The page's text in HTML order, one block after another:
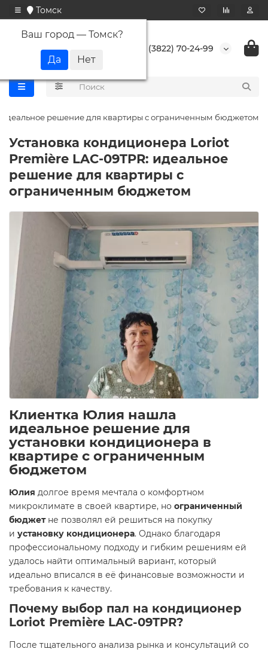
Томск
Ваш город — Томск?
+7 (3822) 70-24-99
решение для квартиры с ограниченным бюджетом
Установка кондиционера Loriot
Première LAC-09TPR: идеальное
решение для квартиры с
ограниченным бюджетом
Клиентка Юлия нашла
идеальное решение для
установки кондиционера в
квартире с ограниченным
бюджетом
Юлия долгое время мечтала о комфортном
микроклимате в своей квартире, но ограниченный
бюджетне позволял ей решиться на покупку
и установку кондиционера. Однако благодаря
профессиональному подходу и гибким решениям ей
удалось найти оптимальный вариант, который
идеально вписался в её финансовые возможности и
требования к качеству.
Почему выбор пал на кондиционер
Loriot Première LAC-09TPR?
После тщательного анализа рынка и консультаций со